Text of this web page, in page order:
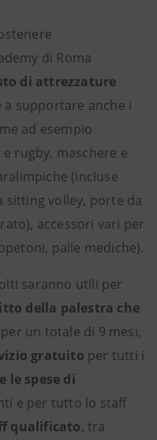
di Roma
di attrezzature
a supportare anche i
ad esempio
rugby, maschere e
(incluse
sitting volley, porte da
accessori vari per
palle mediche).
saranno utili per
della palestra che
per un totale di 9 mesi,
gratuito per tutti i
le spese di
e per tutto lo staff
qualificato, tra